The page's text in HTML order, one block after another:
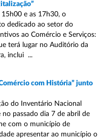
e as 17h30, o
dedicado ao setor do
ao Comércio e Serviços:
terá lugar no Auditório da
inclui ...
com História” junto
do Inventário Nacional
no passado dia 7 de abril de
com o município de
apresentar ao município o